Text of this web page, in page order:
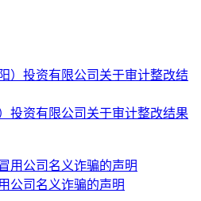
投资有限公司关于审计整改结果
公司名义诈骗的声明